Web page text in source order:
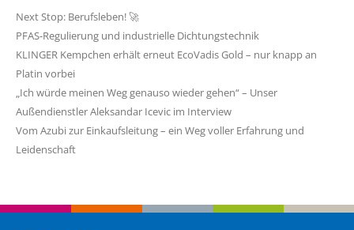
Next Stop: Berufsleben! 🚀
PFAS-Regulierung und industrielle Dichtungstechnik
KLINGER Kempchen erhält erneut EcoVadis Gold – nur knapp an
Platin vorbei
„Ich würde meinen Weg genauso wieder gehen“ – Unser
Außendienstler Aleksandar Icevic im Interview
Vom Azubi zur Einkaufsleitung – ein Weg voller Erfahrung und
Leidenschaft